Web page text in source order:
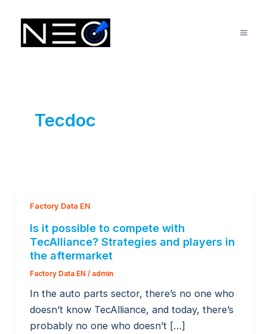
contenido
Tecdoc
Factory Data EN
Is it possible to compete with
TecAlliance? Strategies and players in
the aftermarket
Factory Data EN / admin
In the auto parts sector, there’s no one who
doesn’t know TecAlliance, and today, there’s
probably no one who doesn’t […]